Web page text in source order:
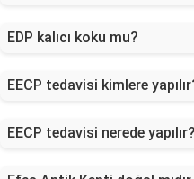
EDP kalıcı koku mu?
EECP tedavisi kimlere
EECP tedavisi nerede yapılır?